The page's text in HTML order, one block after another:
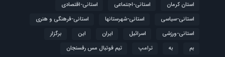
استان کرمان
استانی-اجتماعی
استانی-اقتصادی
استانی-سیاسی
استانی-شهرستانها
استانی-فرهنگی و هنری
استانی-ورزشی
اسرائیل ایران این
برگزار
بم
به ترامپ
تیم فوتبال مس رفسنجان